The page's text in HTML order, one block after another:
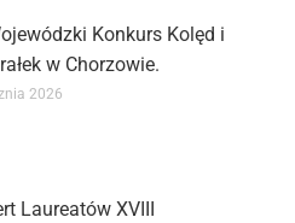
Konkurs Kolęd i
w Chorzowie.
2026
Laureatów XVIII